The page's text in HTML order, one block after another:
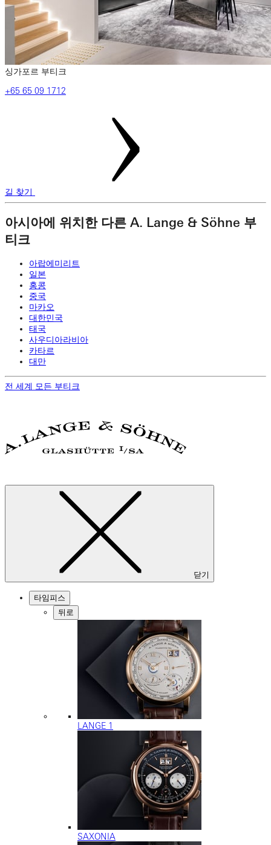
싱가포르 부티크
‎+65‎ 65‎ 09‎ 1712
길 찾기
아시아에 위치한 다른 A. Lange & Söhne 부
티크
아랍에미리트
일본
홍콩
중국
마카오
대한민국
태국
사우디아라비아
카타르
대만
전 세계 모든 부티크
닫기
타임피스
뒤로
LANGE 1
SAXONIA